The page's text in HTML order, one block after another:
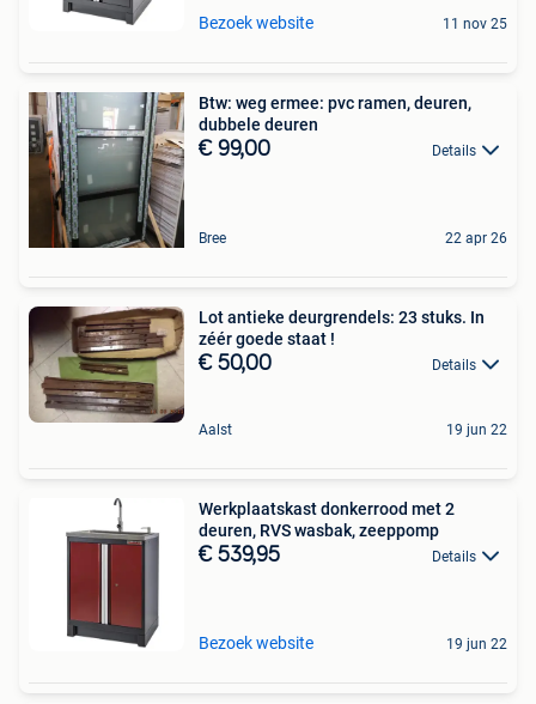
Bezoek website 11 nov 25
Btw: weg ermee: pvc ramen, deuren,
dubbele deuren
€ 99,00 Details
Bree 22 apr 26
Lot antieke deurgrendels: 23 stuks. In
zéér goede staat !
€ 50,00 Details
Aalst 19 jun 22
Werkplaatskast donkerrood met 2
deuren, RVS wasbak, zeeppomp
€ 539,95 Details
Bezoek website 19 jun 22